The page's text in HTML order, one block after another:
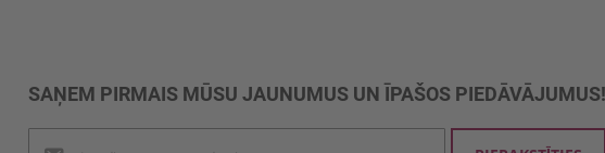
SAŅEM PIRMAIS MŪSU JAUNUMUS UN ĪPAŠOS PIEDĀVĀJUMUS!